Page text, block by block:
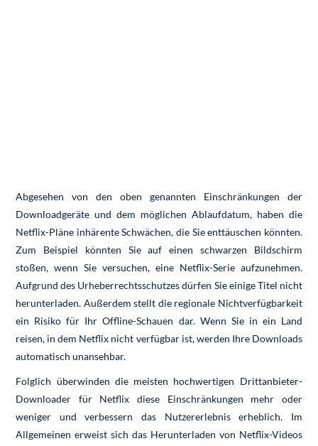
Abgesehen von den oben genannten Einschränkungen der
Downloadgeräte und dem möglichen Ablaufdatum, haben die
Netflix-Pläne inhärente Schwächen, die Sie enttäuschen könnten.
Zum Beispiel könnten Sie auf einen schwarzen Bildschirm
stoßen, wenn Sie versuchen, eine Netflix-Serie aufzunehmen.
Aufgrund des Urheberrechtsschutzes dürfen Sie einige Titel nicht
herunterladen. Außerdem stellt die regionale Nichtverfügbarkeit
ein Risiko für Ihr Offline-Schauen dar. Wenn Sie in ein Land
reisen, in dem Netflix nicht verfügbar ist, werden Ihre Downloads
automatisch unansehbar.
Folglich überwinden die meisten hochwertigen Drittanbieter-
Downloader für Netflix diese Einschränkungen mehr oder
weniger und verbessern das Nutzererlebnis erheblich. Im
Allgemeinen erweist sich das Herunterladen von Netflix-Videos